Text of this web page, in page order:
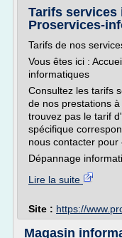
Tarifs services
Proservices-
Tarifs de nos
Vous êtes ici :
informatiques
Consultez les tarifs
de nos prestations
trouvez pas le tarif
spécifique
nous contacter pour
Dépannage
Lire la suite
Site : https://
Magasin